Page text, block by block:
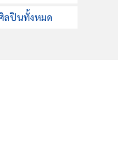
ลปินทั้งหมด